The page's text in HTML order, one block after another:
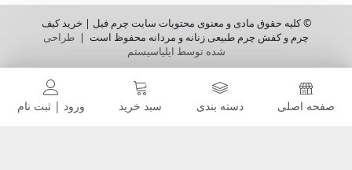
صفحه اصلی دسته بندی سبد خرید ورود | ثبت نام
© کلیه حقوق مادی و معنوی محتویات سایت چرم فیل | خرید کیف
چرم و کفش چرم طبیعی زنانه و مردانه محفوظ است | طراحی
شده توسط ایلیاسیستم